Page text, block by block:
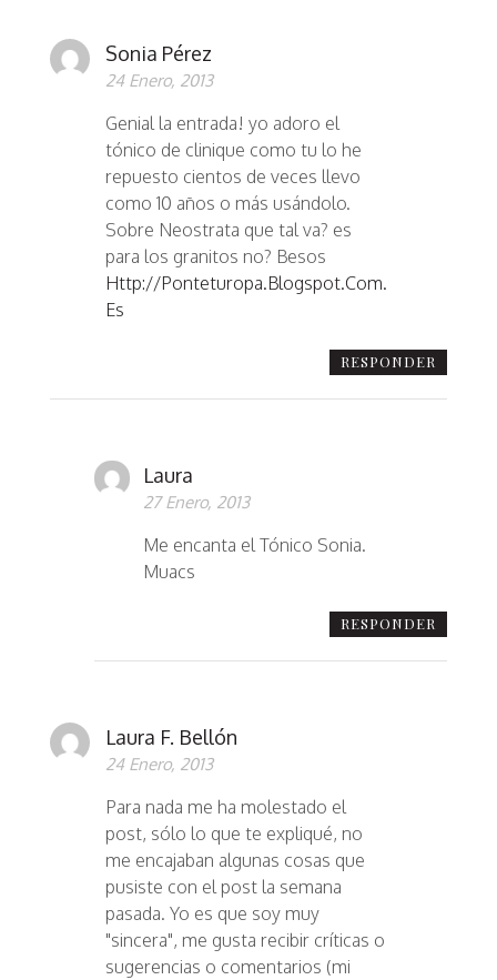
Sonia Pérez
24 Enero, 2013
Genial la entrada! yo adoro el
tónico de clinique como tu lo he
repuesto cientos de veces llevo
como 10 años o más usándolo.
Sobre Neostrata que tal va? es
para los granitos no? Besos
Http://ponteturopa.blogspot.com.
Es
RESPONDER
Laura
27 Enero, 2013
Me encanta el Tónico Sonia.
Muacs
RESPONDER
Laura F. Bellón
24 Enero, 2013
Para nada me ha molestado el
post, sólo lo que te expliqué, no
me encajaban algunas cosas que
pusiste con el post la semana
pasada. Yo es que soy muy
"sincera", me gusta recibir críticas o
sugerencias o comentarios (mi